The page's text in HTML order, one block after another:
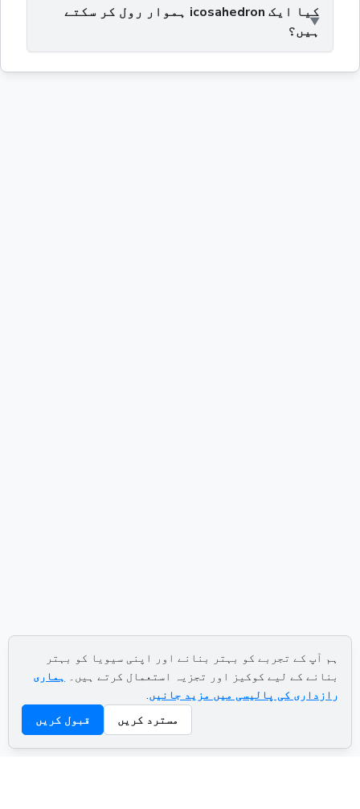
کیا ایک icosahedron ہموار رول کر سکتے
ہیں؟
ہم آپ کے تجربے کو بہتر بنانے اور اپنی سیویا کو بہتر
بنانے کے لیے کوکیز اور تجزیہ استعمال کرتے ہیں۔ ہماری
رازداری کی پالیسی میں مزید جانیں.
مسترد کریں
قبول کریں